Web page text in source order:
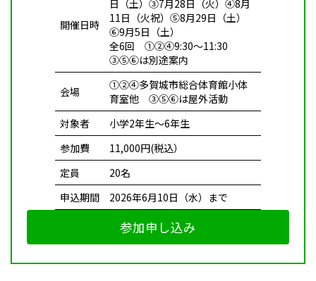
開催日時
日（土）③7月28日（火）④8月
11日（火祝）⑤8月29日（土）
⑥9月5日（土）
全6回 ①②④9:30～11:30
③⑤⑥は別途案内
会場
①②④多賀城市総合体育館小体
育室他 ③⑤⑥は屋外活動
対象者
小学2年生～6年生
参加費
11,000円(税込）
定員
20名
申込期間 2026年6月10日（水）まで
参加申し込み